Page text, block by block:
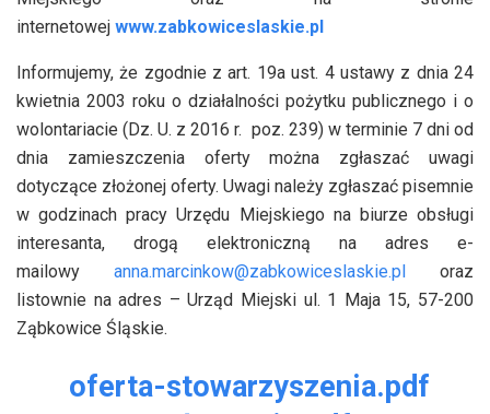
internetowej www.zabkowiceslaskie.pl
Informujemy, że zgodnie z art. 19a ust. 4 ustawy z dnia 24
kwietnia 2003 roku o działalności pożytku publicznego i o
wolontariacie (Dz. U. z 2016 r. poz. 239) w terminie 7 dni od
dnia zamieszczenia oferty można zgłaszać uwagi
dotyczące złożonej oferty. Uwagi należy zgłaszać pisemnie
w godzinach pracy Urzędu Miejskiego na biurze obsługi
interesanta, drogą elektroniczną na adres e-
mailowy
anna.marcinkow@zabkowiceslaskie.pl oraz
listownie na adres – Urząd Miejski ul. 1 Maja 15, 57-200
Ząbkowice Śląskie.
oferta-stowarzyszenia.pdf